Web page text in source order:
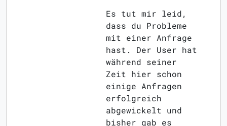
Es tut mir leid,
dass du Probleme
mit einer Anfrage
hast. Der User hat
während seiner
Zeit hier schon
einige Anfragen
erfolgreich
abgewickelt und
bisher gab es